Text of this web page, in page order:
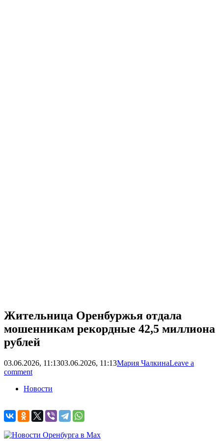
Жительница Оренбуржья отдала
мошенникам рекордные 42,5 миллиона
рублей
03.06.2026, 11:1303.06.2026, 11:13Мария ЧалкинаLeave a
comment
Новости